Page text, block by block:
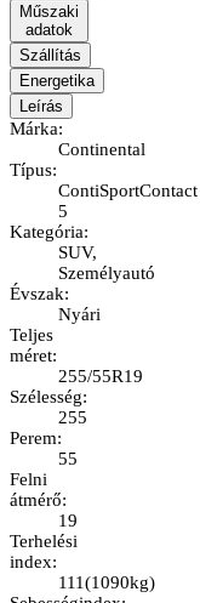
Műszaki
adatok
Szállítás
Energetika
Leírás
Márka:
Continental
Típus:
ContiSportContact
5
Kategória:
SUV,
Személyautó
Évszak:
Nyári
Teljes
méret:
255/55R19
Szélesség:
255
Perem:
55
Felni
átmérő:
19
Terhelési
index:
111(1090kg)